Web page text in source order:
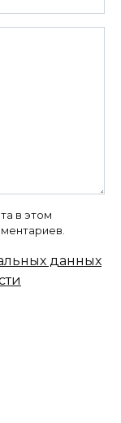
в этом
данных